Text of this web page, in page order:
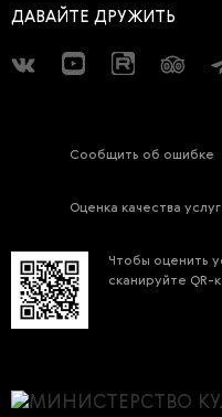
ДАВАЙТЕ ДРУЖИТЬ
Сообщить об ошибке
Оценка качества
Чтобы оценить
сканируйте QR-